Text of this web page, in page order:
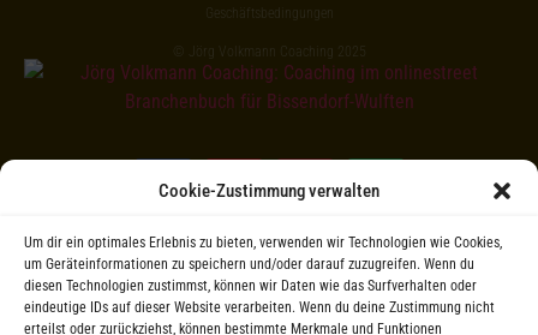
Cookie-Zustimmung verwalten
Um dir ein optimales Erlebnis zu bieten, verwenden wir Technologien wie Cookies,
um Geräteinformationen zu speichern und/oder darauf zuzugreifen. Wenn du
diesen Technologien zustimmst, können wir Daten wie das Surfverhalten oder
eindeutige IDs auf dieser Website verarbeiten. Wenn du deine Zustimmung nicht
erteilst oder zurückziehst, können bestimmte Merkmale und Funktionen
Geschäftsbedingungen
© Jörg Volkmann Coaching 2025